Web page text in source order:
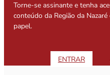
Torne-se assinante e tenha
conteúdo da Região da
papel.
ENTRAR